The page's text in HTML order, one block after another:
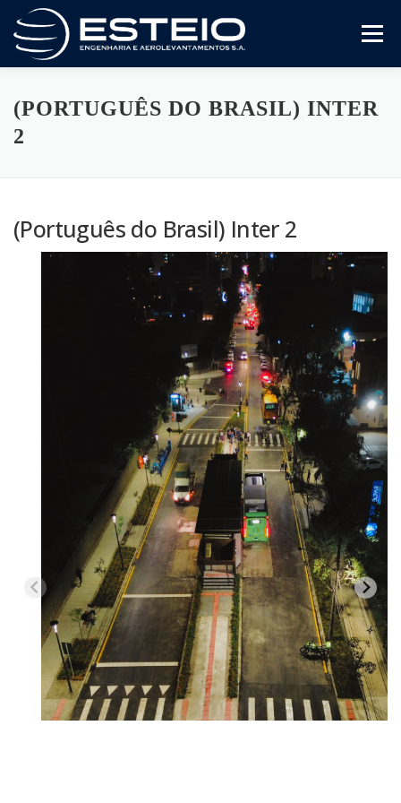
contenido
Menú
A Empresa Serviços Downloads
(PORTUGUÊS DO BRASIL) INTER
2
(Português do Brasil) Inter 2